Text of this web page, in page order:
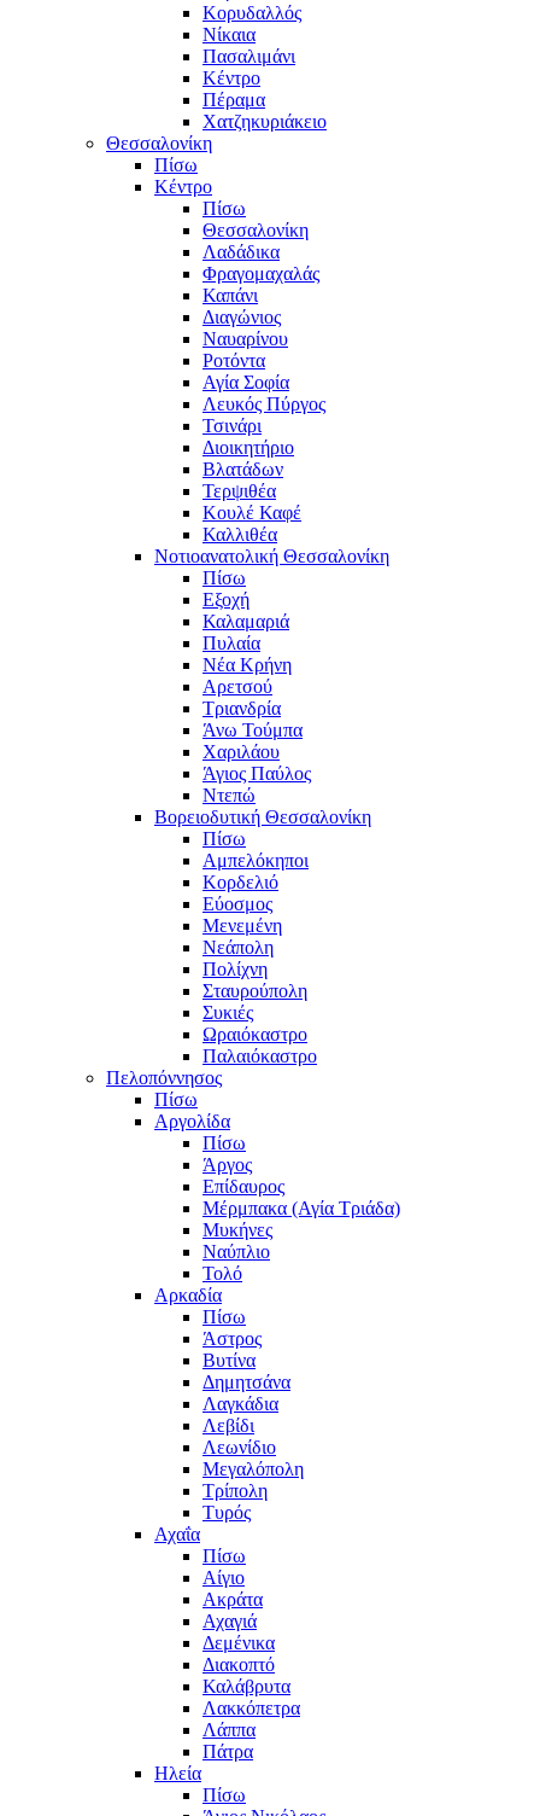
Κορυδαλλός
Νίκαια
Πασαλιμάνι
Κέντρο
Πέραμα
Χατζηκυριάκειο
Θεσσαλονίκη
Πίσω
Κέντρο
Πίσω
Θεσσαλονίκη
Λαδάδικα
Φραγομαχαλάς
Καπάνι
Διαγώνιος
Ναυαρίνου
Ροτόντα
Αγία Σοφία
Λευκός Πύργος
Τσινάρι
Διοικητήριο
Βλατάδων
Τερψιθέα
Κουλέ Καφέ
Καλλιθέα
Νοτιοανατολική Θεσσαλονίκη
Πίσω
Εξοχή
Καλαμαριά
Πυλαία
Νέα Κρήνη
Αρετσού
Τριανδρία
Άνω Τούμπα
Χαριλάου
Άγιος Παύλος
Ντεπώ
Βορειοδυτική Θεσσαλονίκη
Πίσω
Αμπελόκηποι
Κορδελιό
Εύοσμος
Μενεμένη
Νεάπολη
Πολίχνη
Σταυρούπολη
Συκιές
Ωραιόκαστρο
Παλαιόκαστρο
Πελοπόννησος
Πίσω
Αργολίδα
Πίσω
Άργος
Επίδαυρος
Μέρμπακα (Αγία Τριάδα)
Μυκήνες
Ναύπλιο
Τολό
Αρκαδία
Πίσω
Άστρος
Βυτίνα
Δημητσάνα
Λαγκάδια
Λεβίδι
Λεωνίδιο
Μεγαλόπολη
Τρίπολη
Τυρός
Αχαΐα
Πίσω
Αίγιο
Ακράτα
Αχαγιά
Δεμένικα
Διακοπτό
Καλάβρυτα
Λακκόπετρα
Λάππα
Πάτρα
Ηλεία
Πίσω